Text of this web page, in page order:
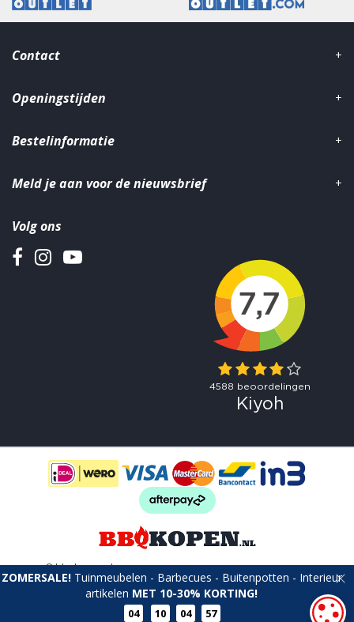
ZOMERSALE! Tuinmeubelen - Barbecues - Buitenpotten - Interieur
artikelen MET 10-30% KORTING!
04 10 04 57
Contact
Volg ons
Openingstijden
Bestelinformatie
Meld je aan voor de nieuwsbrief
© bbqkopen.nl Green Solutions Tuincentrum Overzicht